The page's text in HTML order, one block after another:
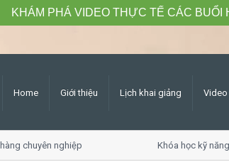
Home Giới thiệu Lịch khai giảng Video
chuyên nghiệp Khóa học kỹ năng
KHÁM PHÁ VIDEO THỰC TẾ CÁC BUỔI